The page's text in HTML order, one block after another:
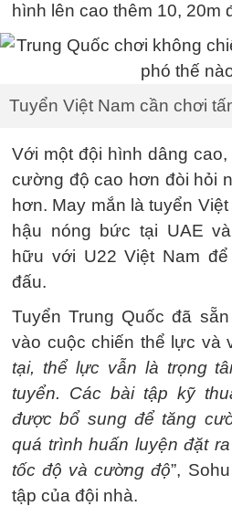
hình lên cao thêm 10, 20m
Tuyển Việt Nam cần chơi
Với một đội hình dâng
cường độ cao hơn đòi hỏi
hơn. May mắn là tuyển
hậu nóng bức tại UAE
hữu với U22 Việt Nam
đấu.
Tuyển Trung Quốc đã
vào cuộc chiến thể lực và
tại, thể lực vẫn là trọng
tuyển. Các bài tập kỹ
được bổ sung để tăng
quá trình huấn luyện đặt
tốc độ và cường độ”,
tập của đội nhà.